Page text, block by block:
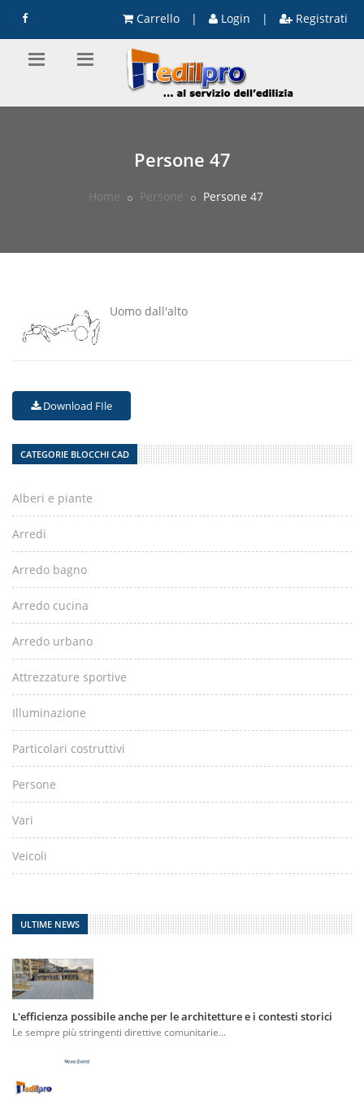
Carrello | Login | Registrati
Persone 47
Home Persone Persone 47
Uomo dall'alto
Download FIle
CATEGORIE BLOCCHI CAD
Alberi e piante
Arredi
Arredo bagno
Arredo cucina
Arredo urbano
Attrezzature sportive
Illuminazione
Particolari costruttivi
Persone
Vari
Veicoli
ULTIME NEWS
L'efficienza possibile anche per le architetture e i contesti storici
Le sempre più stringenti direttive comunitarie...